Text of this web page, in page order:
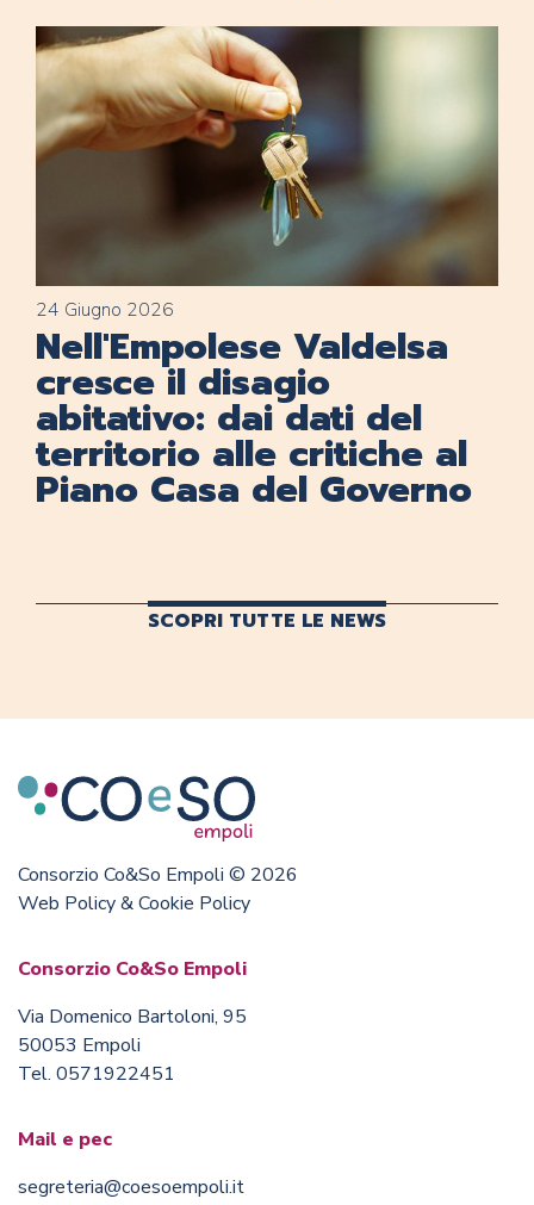
24 Giugno 2026
Nell'Empolese Valdelsa
cresce il disagio
abitativo: dai dati del
territorio alle critiche al
Piano Casa del Governo
SCOPRI TUTTE LE NEWS
Consorzio Co&So Empoli © 2026
Web Policy & Cookie Policy
Consorzio Co&So Empoli
Via Domenico Bartoloni, 95
50053 Empoli
Tel. 0571922451
Mail e pec
segreteria@coesoempoli.it